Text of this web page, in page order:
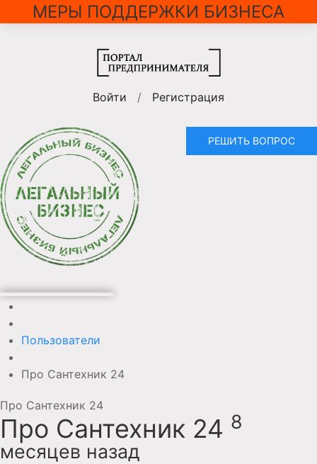
МЕРЫ ПОДДЕРЖКИ БИЗНЕСА
Войти / Регистрация
РЕШИТЬ ВОПРОС
Пользователи
Про Сантехник 24
Про Сантехник 24
Про Сантехник 24 8
месяцев назад